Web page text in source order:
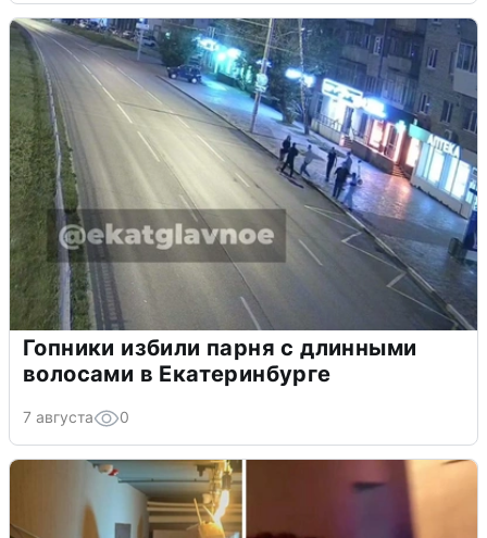
Гопники избили парня с длинными
волосами в Екатеринбурге
7 августа 0